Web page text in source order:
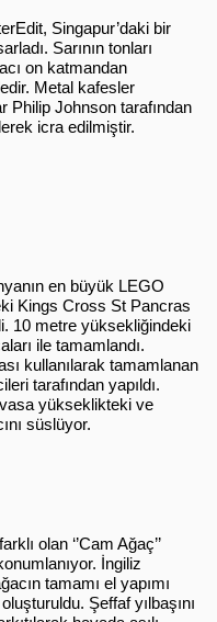
Singapur’daki bir
Sarının tonları
on katmandan
Metal kafesler
Philip Johnson tarafından
icra edilmiştir.
en büyük LEGO
Kings Cross St Pancras
10 metre yüksekliğindeki
ile tamamlandı.
kullanılarak tamamlanan
tarafından yapıldı.
yükseklikteki ve
süslüyor.
olan ‘’Cam Ağaç’’
İngiliz
tamamı el yapımı
Şeffaf yılbaşını